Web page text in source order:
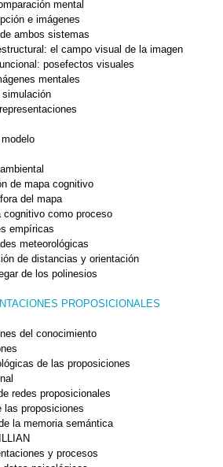
mental
e imágenes
ambos sistemas
el campo visual de la imagen
posefectos visuales
mentales
de mapa cognitivo
del mapa
cognitivo como proceso
empíricas
meteorológicas
de distancias y orientación
de los polinesios
PROPOSICIONALES
del conocimiento
de las proposiciones
redes proposicionales
las proposiciones
la memoria semántica
y procesos